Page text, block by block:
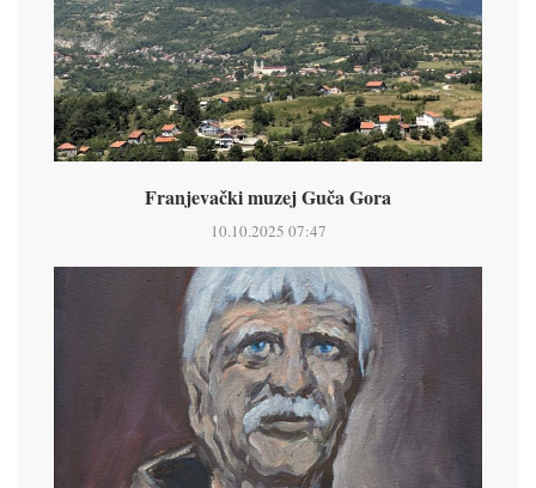
Franjevački muzej Guča Gora
10.10.2025 07:47